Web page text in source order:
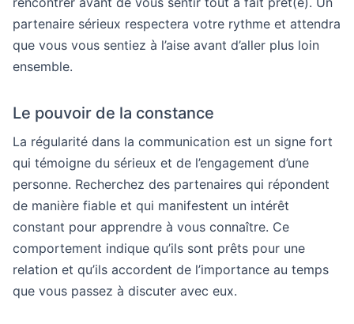
partenaire sérieux respectera votre rythme et attendra
que vous vous sentiez à l’aise avant d’aller plus loin
ensemble.
Le pouvoir de la constance
La régularité dans la communication est un signe fort
qui témoigne du sérieux et de l’engagement d’une
personne. Recherchez des partenaires qui répondent
de manière fiable et qui manifestent un intérêt
constant pour apprendre à vous connaître. Ce
comportement indique qu’ils sont prêts pour une
relation et qu’ils accordent de l’importance au temps
que vous passez à discuter avec eux.